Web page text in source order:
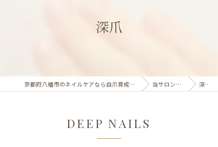
深爪
京都府八幡市のネイルケアなら自爪育成サロンNATURE 当サロンの特徴 深爪
DEEP NAILS